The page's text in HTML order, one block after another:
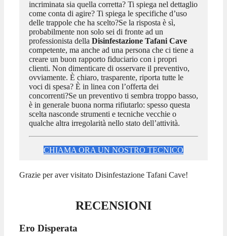
incriminata sia quella corretta? Ti spiega nel dettaglio
come conta di agire? Ti spiega le specifiche d’uso
delle trappole che ha scelto?Se la risposta è sì,
probabilmente non solo sei di fronte ad un
professionista della Disinfestazione Tafani Cave
competente, ma anche ad una persona che ci tiene a
creare un buon rapporto fiduciario con i propri
clienti. Non dimenticare di osservare il preventivo,
ovviamente. È chiaro, trasparente, riporta tutte le
voci di spesa? È in linea con l’offerta dei
concorrenti?Se un preventivo ti sembra troppo basso,
è in generale buona norma rifiutarlo: spesso questa
scelta nasconde strumenti e tecniche vecchie o
qualche altra irregolarità nello stato dell’attività.
CHIAMA ORA UN NOSTRO TECNICO
Grazie per aver visitato Disinfestazione Tafani Cave!
RECENSIONI
Ero Disperata